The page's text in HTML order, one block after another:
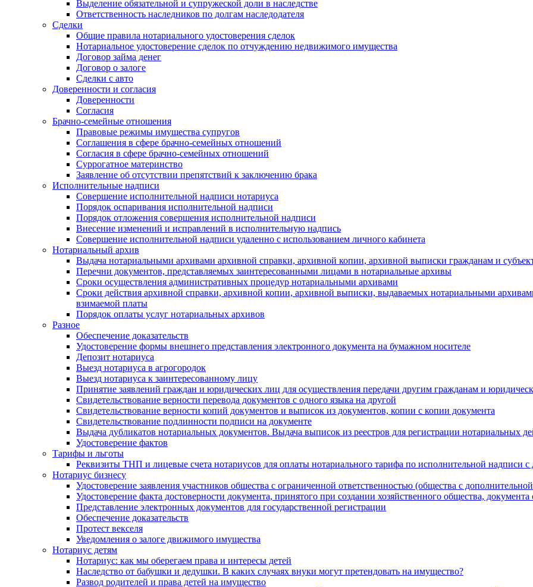
Выделение обязательной и супружеской доли в наследстве
Ответственность наследников по долгам наследодателя
Сделки
Общие правила нотариального удостоверения сделок
Нотариальное удостоверение сделок по отчуждению недвижимого имущества
Договор займа денег
Договор о залоге
Сделки с авто
Доверенности и согласия
Доверенности
Согласия
Брачно-семейные отношения
Правовые режимы имущества супругов
Соглашения в сфере брачно-семейных отношений
Согласия в сфере брачно-семейных отношений
Суррогатное материнство
Заявление об отсутствии препятствий к заключению брака
Исполнительные надписи
Совершение исполнительной надписи нотариуса
Порядок оспаривания исполнительной надписи
Порядок отложения совершения исполнительной надписи
Внесение изменений и исправлений в исполнительную надпись
Совершение исполнительной надписи удаленно с использованием личного кабинета
Нотариальный архив
Выдача нотариальными архивами архивной справки, архивной копии, архивной выписки гражданам и
Перечни документов, представляемых заинтересованными лицами в нотариальные архивы
Сроки осуществления административных процедур нотариальными архивами
Сроки действия архивной справки, архивной копии, архивной выписки, выдаваемых нотариальными
взимаемой платы
Порядок оплаты услуг нотариальных архивов
Разное
Обеспечение доказательств
Удостоверение формы внешнего представления электронного документа на бумажном носителе
Депозит нотариуса
Выезд нотариуса в агрогородок
Выезд нотариуса к заинтересованному лицу
Принятие заявлений граждан и юридических лиц для осуществления передачи другим гражданам и
Свидетельствование верности перевода документов с одного языка на другой
Свидетельствование верности копий документов и выписок из документов, копии с копии документа
Свидетельствование подлинности подписи на документе
Выдача дубликатов нотариальных документов. Выдача выписок из реестров для регистрации нотариальных
Удостоверение фактов
Тарифы и льготы
Реквизиты ТНП и лицевые счета нотариусов для оплаты нотариального тарифа по исполнительной надписи с
Нотариус бизнесу
Удостоверение заявления участников общества с ограниченной ответственностью (общества с
Удостоверение факта достоверности документа, принятого при создании хозяйственного общества,
Представление электронных документов для государственной регистрации
Обеспечение доказательств
Протест векселя
Уведомления о залоге движимого имущества
Нотариус детям
Нотариус: как мы оберегаем права и интересы детей
Наследство от бабушки и дедушки. В каких случаях внуки могут претендовать на имущество?
Развод родителей и права детей на имущество